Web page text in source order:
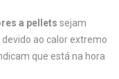
a pellets sejam
ao calor extremo
que está na hora